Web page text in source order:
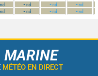
nd
nd
-nd
-nd
-nd
-nd
-nd
-nd
MARINE
MÉTÉO EN DIRECT